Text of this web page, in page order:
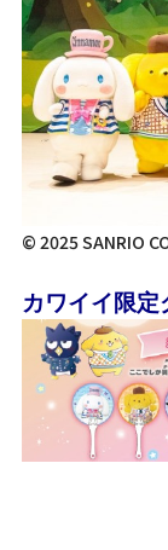
© 2025 SANRIO
カワイイ限定